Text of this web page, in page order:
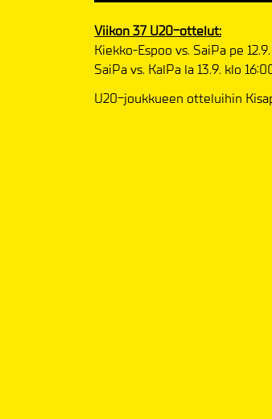
Viikon 37 U20-ottelut:
Kiekko-Espoo vs. SaiPa pe
SaiPa vs. KalPa la 13.9. klo
U20-joukkueen otteluihin